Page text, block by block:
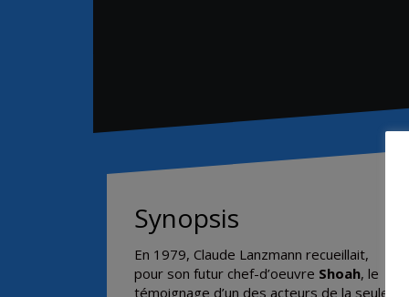
Synopsis
En 1979, Claude Lanzmann recueillait,
pour son futur chef-d’oeuvre Shoah, le
témoignage d’un des acteurs de la seule